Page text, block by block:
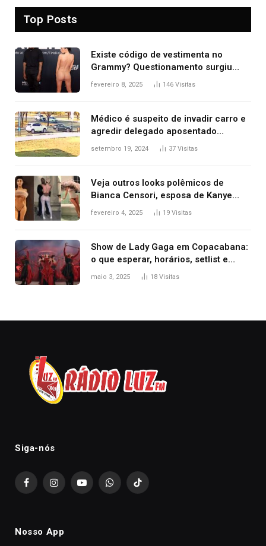
Top Posts
Existe código de vestimenta no
Grammy? Questionamento surgiu
após Bianca Censori, mulher de
fevereiro 8, 2025 146 Visitas
Médico é suspeito de invadir carro e
agredir delegado aposentado
durante confusão no trânsito
setembro 19, 2024 37 Visitas
Veja outros looks polêmicos de
Bianca Censori, esposa de Kanye
West que apareceu nua no Grammy
fevereiro 4, 2025 19 Visitas
Show de Lady Gaga em Copacabana:
o que esperar, horários, setlist e
onde assistir
maio 3, 2025 18 Visitas
Siga-nós
FacebookInstagramYouTubeWhatsAppTikTok
Nosso App